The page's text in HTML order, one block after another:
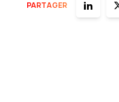
PARTAGER